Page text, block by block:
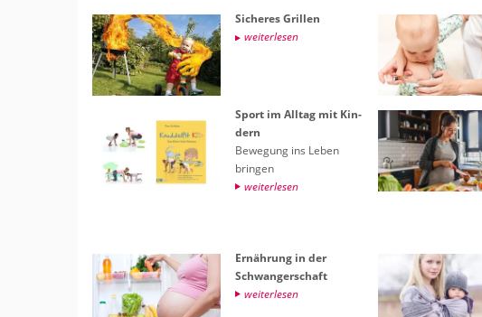
Si­che­res Gril­len
wei­ter­le­sen
Sport im All­tag mit Kin­
dern
Be­we­gung ins Leben
brin­gen
wei­ter­le­sen
Er­näh­rung in der
Schwan­ger­schaft
wei­ter­le­sen